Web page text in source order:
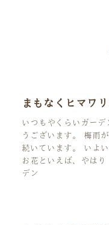
まもなくヒマワ
いつもやくらいガーデ
うございます。 梅雨
続いています。 いよ
お花といえば、やは
デン